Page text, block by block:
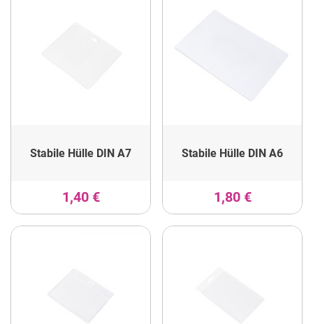
Stabile Hülle DIN A7
1,40 €
Stabile Hülle DIN A6
1,80 €